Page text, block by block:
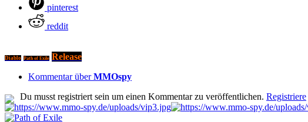
pinterest
reddit
Diablo Path of Exile Release
Kommentar überMMOspy
Du musst registriert sein um einen Kommentar zu veröffentlichen. Registriere